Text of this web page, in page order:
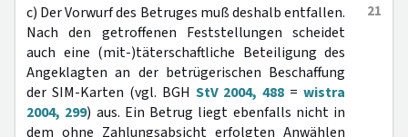
21
c) Der Vorwurf des Betruges muß deshalb entfallen.
Nach den getroffenen Feststellungen scheidet
auch eine (mit-)täterschaftliche Beteiligung des
Angeklagten an der betrügerischen Beschaffung
der SIM-Karten (vgl. BGH StV 2004, 488 = wistra
2004, 299) aus. Ein Betrug liegt ebenfalls nicht in
dem ohne Zahlungsabsicht erfolgten Anwählen